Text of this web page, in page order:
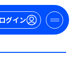
ログイン